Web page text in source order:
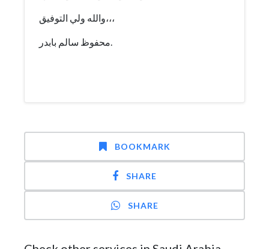
والله ولي التوفيق،،،
محفوظ سالم بابدر.
BOOKMARK
SHARE
SHARE